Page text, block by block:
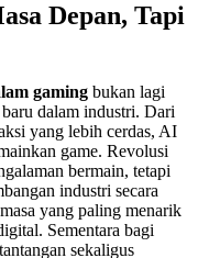
Depan, Tapi
gaming bukan lagi
dalam industri. Dari
yang lebih cerdas, AI
game. Revolusi
bermain, tetapi
industri secara
yang paling menarik
Sementara bagi
sekaligus